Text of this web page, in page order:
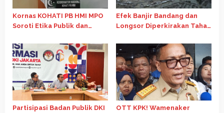
Kornas KOHATI PB HMI MPO
Soroti Etika Publik dan
Efek Banjir Bandang dan
Longsor Diperkirakan Tahan
Partisipasi Badan Publik DKI
OTT KPK! Wamenaker